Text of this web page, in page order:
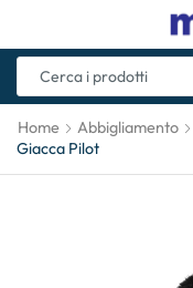
Home Abbigliamento
Giacca Pilot